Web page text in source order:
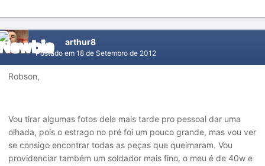
arthur8
Postado em 18 de Setembro de 2012
Robson,
Vou tirar algumas fotos dele mais tarde pro pessoal dar uma
olhada, pois o estrago no pré foi um pouco grande, mas vou ver
se consigo encontrar todas as peças que queimaram. Vou
providenciar também um soldador mais fino, o meu é de 40w e